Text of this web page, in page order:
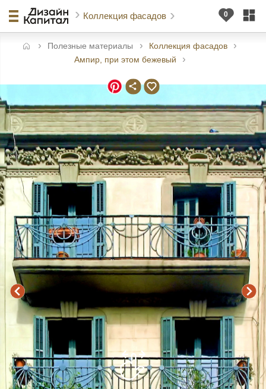
Коллекция фасадов
Полезные материалы
Коллекция фасадов
Ампир, при этом бежевый